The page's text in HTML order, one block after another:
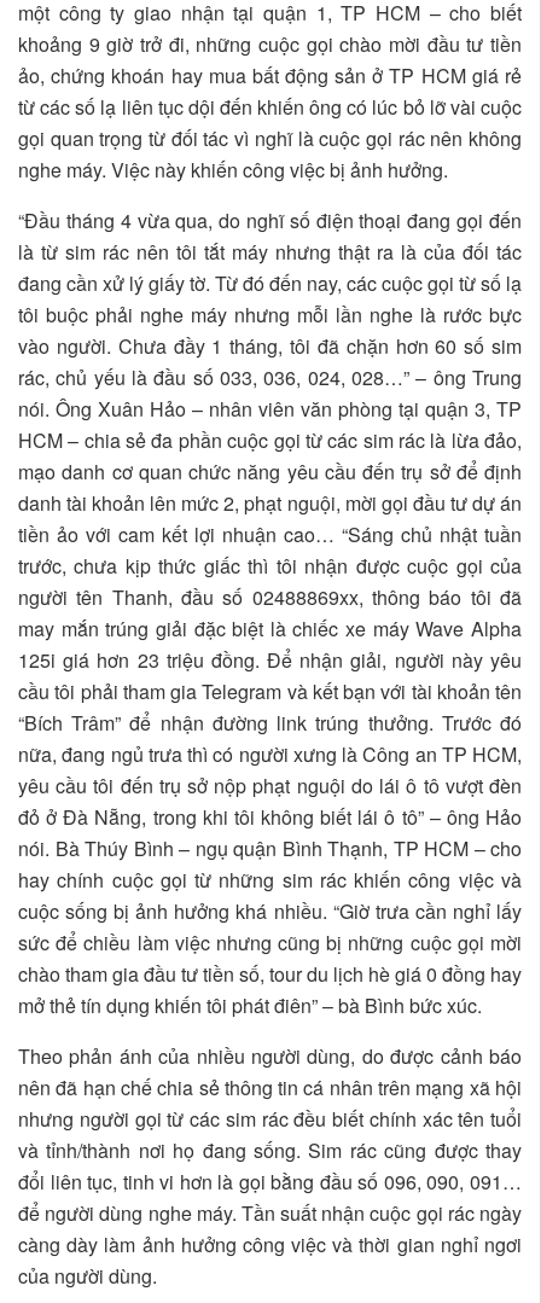
một công ty giao nhận tại quận 1, TP HCM – cho biết
khoảng 9 giờ trở đi, những cuộc gọi chào mời đầu tư tiền
ảo, chứng khoán hay mua bất động sản ở TP HCM giá rẻ
từ các số lạ liên tục dội đến khiến ông có lúc bỏ lỡ vài cuộc
gọi quan trọng từ đối tác vì nghĩ là cuộc gọi rác nên không
nghe máy. Việc này khiến công việc bị ảnh hưởng.
“Đầu tháng 4 vừa qua, do nghĩ số điện thoại đang gọi đến
là từ sim rác nên tôi tắt máy nhưng thật ra là của đối tác
đang cần xử lý giấy tờ. Từ đó đến nay, các cuộc gọi từ số lạ
tôi buộc phải nghe máy nhưng mỗi lần nghe là rước bực
vào người. Chưa đầy 1 tháng, tôi đã chặn hơn 60 số sim
rác, chủ yếu là đầu số 033, 036, 024, 028…” – ông Trung
nói. Ông Xuân Hảo – nhân viên văn phòng tại quận 3, TP
HCM – chia sẻ đa phần cuộc gọi từ các sim rác là lừa đảo,
mạo danh cơ quan chức năng yêu cầu đến trụ sở để định
danh tài khoản lên mức 2, phạt nguội, mời gọi đầu tư dự án
tiền ảo với cam kết lợi nhuận cao… “Sáng chủ nhật tuần
trước, chưa kịp thức giấc thì tôi nhận được cuộc gọi của
người tên Thanh, đầu số 02488869xx, thông báo tôi đã
may mắn trúng giải đặc biệt là chiếc xe máy Wave Alpha
125i giá hơn 23 triệu đồng. Để nhận giải, người này yêu
cầu tôi phải tham gia Telegram và kết bạn với tài khoản tên
“Bích Trâm” để nhận đường link trúng thưởng. Trước đó
nữa, đang ngủ trưa thì có người xưng là Công an TP HCM,
yêu cầu tôi đến trụ sở nộp phạt nguội do lái ô tô vượt đèn
đỏ ở Đà Nẵng, trong khi tôi không biết lái ô tô” – ông Hảo
nói. Bà Thúy Bình – ngụ quận Bình Thạnh, TP HCM – cho
hay chính cuộc gọi từ những sim rác khiến công việc và
cuộc sống bị ảnh hưởng khá nhiều. “Giờ trưa cần nghỉ lấy
sức để chiều làm việc nhưng cũng bị những cuộc gọi mời
chào tham gia đầu tư tiền số, tour du lịch hè giá 0 đồng hay
mở thẻ tín dụng khiến tôi phát điên” – bà Bình bức xúc.
Theo phản ánh của nhiều người dùng, do được cảnh báo
nên đã hạn chế chia sẻ thông tin cá nhân trên mạng xã hội
nhưng người gọi từ các sim rác đều biết chính xác tên tuổi
và tỉnh/thành nơi họ đang sống. Sim rác cũng được thay
đổi liên tục, tinh vi hơn là gọi bằng đầu số 096, 090, 091…
để người dùng nghe máy. Tần suất nhận cuộc gọi rác ngày
càng dày làm ảnh hưởng công việc và thời gian nghỉ ngơi
của người dùng.